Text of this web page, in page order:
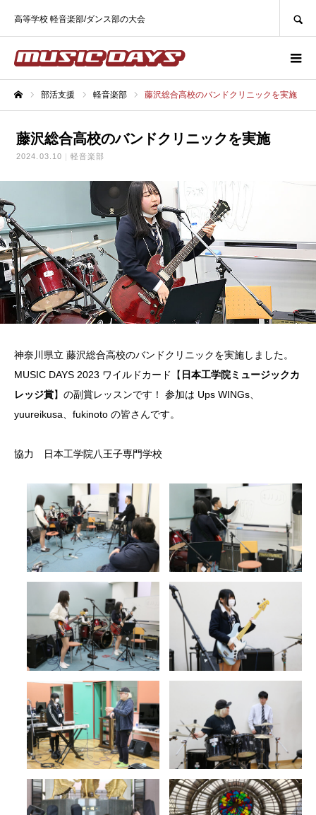
高等学校 軽音楽部/ダンス部の大会
部活支援 軽音楽部 藤沢総合高校のバンドクリニックを実施
藤沢総合高校のバンドクリニックを実施
2024.03.10 軽音楽部
神奈川県立 藤沢総合高校のバンドクリニックを実施しました。
MUSIC DAYS 2023 ワイルドカード【 日本工学院ミュージックカ
レッジ賞】の副賞レッスンです！ 参加は Ups WINGs、
yuureikusa、fukinoto の皆さんです。
協力 日本工学院八王子専門学校